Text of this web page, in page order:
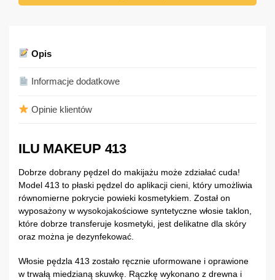
Opis
Informacje dodatkowe
Opinie klientów
ILU MAKEUP 413
Dobrze dobrany pędzel do makijażu może zdziałać cuda!
Model 413 to płaski pędzel do aplikacji cieni, który umożliwia
równomierne pokrycie powieki kosmetykiem. Został on
wyposażony w wysokojakościowe syntetyczne włosie taklon,
które dobrze transferuje kosmetyki, jest delikatne dla skóry
oraz można je dezynfekować.
Włosie pędzla 413 zostało ręcznie uformowane i oprawione
w trwałą miedzianą skuwkę. Rączkę wykonano z drewna i